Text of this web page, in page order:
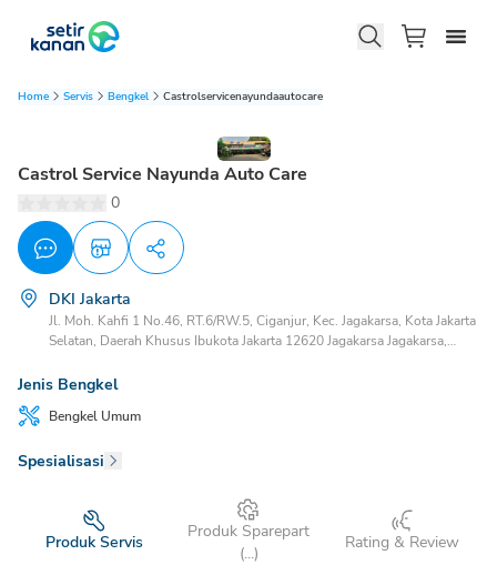
Home Servis Bengkel Castrolservicenayundaautocare
Castrol Service Nayunda Auto Care
0
DKI Jakarta
Jl. Moh. Kahfi 1 No.46, RT.6/RW.5, Ciganjur, Kec. Jagakarsa, Kota Jakarta
Selatan, Daerah Khusus Ibukota Jakarta 12620 Jagakarsa Jagakarsa,
Jenis Bengkel
Bengkel Umum
Spesialisasi
Produk Servis
Produk Sparepart
(...)
Rating & Review